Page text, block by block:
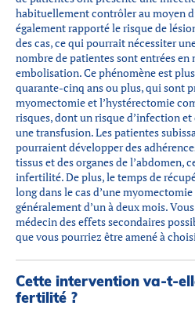
habituellement contrôler au moyen
également rapporté le risque de
des cas, ce qui pourrait nécessiter
nombre de patientes sont entrées en
embolisation. Ce phénomène est
quarante-cinq ans ou plus, qui sont
myomectomie et l’hystérectomie
risques, dont un risque d’infection
une transfusion. Les patientes
pourraient développer des
tissus et des organes de l’abdomen,
infertilité. De plus, le temps de
long dans le cas d’une
généralement d’un à deux mois.
médecin des effets secondaires
que vous pourriez être amené à
Cette intervention va-t-
fertilité ?